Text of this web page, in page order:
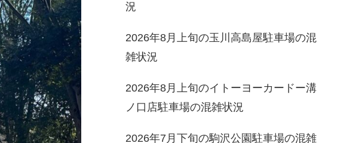
況
2026年8月上旬の玉川高島屋駐車場の混
雑状況
2026年8月上旬のイトーヨーカードー溝
ノ口店駐車場の混雑状況
2026年7月下旬の駒沢公園駐車場の混雑